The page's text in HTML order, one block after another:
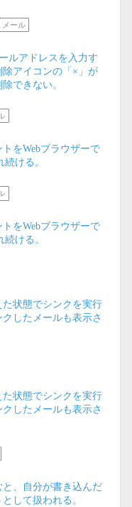
メール
ルアドレスを入力す
アイコンの「×」が
できない。
をWebブラウザーで
ける。
をWebブラウザーで
ける。
状態でシンクを実行
したメールも表示さ
た状態でシンクを実行
したメールも表示さ
と、自分が書き込んだ
して扱われる。